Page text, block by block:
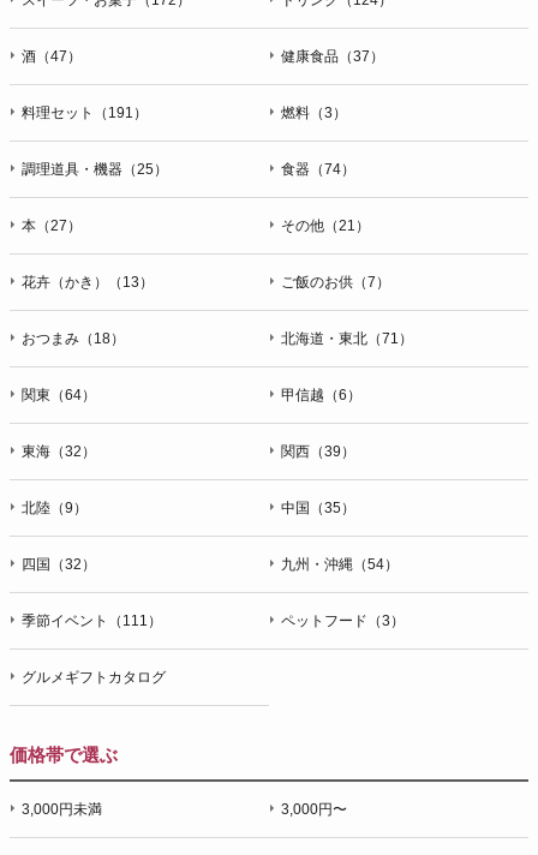
酒（47） 健康食品（37）
料理セット（191） 燃料（3）
調理道具・機器（25） 食器（74）
本（27） その他（21）
花卉（かき）（13） ご飯のお供（7）
おつまみ（18） 北海道・東北（71）
関東（64） 甲信越（6）
東海（32） 関西（39）
北陸（9） 中国（35）
四国（32） 九州・沖縄（54）
季節イベント（111） ペットフード（3）
グルメギフトカタログ
価格帯で選ぶ
3,000円未満 3,000円〜